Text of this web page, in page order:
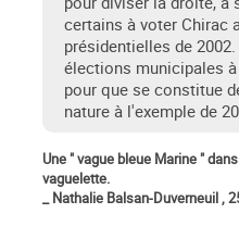
certains à voter Chirac
présidentielles de
élections municipales
pour que se constitue
nature à l'exemple de
Une " vague bleue Marine "
vaguelette.
_ Nathalie Balsan-Duverneuil ,